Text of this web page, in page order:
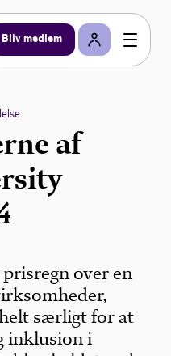
Bliv medlem
af
over en
særligt for at
inklusion i